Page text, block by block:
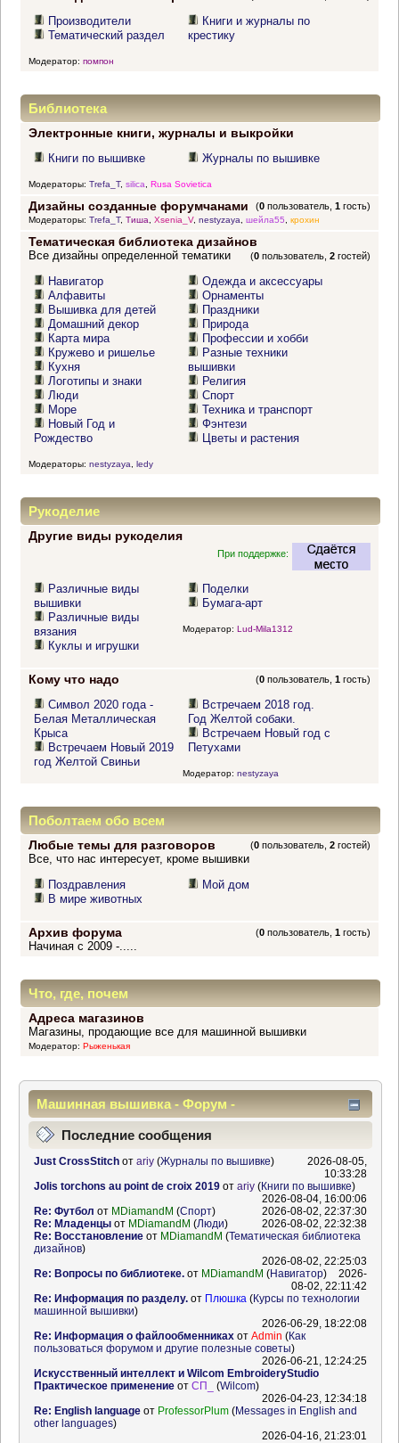
Производители
Тематический раздел
Книги и журналы по
крестику
Модератор: помпон
Библиотека
Электронные книги, журналы и выкройки
Книги по вышивке Журналы по вышивке
Модераторы: Trefa_T, silica Rusa Sovietica
Дизайны созданные форумчанами (0 пользователь,1 гость)
Модераторы: Trefa_T, Тиша, Xsenia_V, nestyzaya, шейла55, крохин
Тематическая библиотека дизайнов
(0 пользователь,2 гостей)
Все дизайны определенной тематики
Навигатор
Алфавиты
Вышивка для детей
Домашний декор
Карта мира
Кружево и ришелье
Кухня
Логотипы и знаки
Люди
Море
Новый Год и
Рождество
Одежда и аксессуары
Орнаменты
Праздники
Природа
Профессии и хобби
Разные техники
вышивки
Религия
Спорт
Техника и транспорт
Фэнтези
Цветы и растения
Модераторы: nestyzaya ledy
Рукоделие
Другие виды рукоделия
При поддержке:
Различные виды
вышивки
Различные виды
вязания
Куклы и игрушки
Поделки
Бумага-арт
Модератор: Lud-Mila1312
Кому что надо (0 пользователь,1 гость)
Символ 2020 года -
Белая Металлическая
Крыса
Встречаем Новый 2019
год Желтой Свиньи
Встречаем 2018 год.
Год Желтой собаки.
Встречаем Новый год с
Петухами
Модератор: nestyzaya
Поболтаем обо всем
Любые темы для разговоров (0 пользователь,2 гостей)
Все, что нас интересует, кроме вышивки
Поздравления
В мире животных
Мой дом
Архив форума (0 пользователь,1 гость)
Начиная с 2009 -.....
Что, где, почем
Адреса магазинов
Магазины, продающие все для машинной вышивки
Модератор: Рыженькая
Машинная вышивка - Форум -
Информационный центр
Последние сообщения
Just CrossStitchот ariy(Журналы по вышивке)
2026-08-05,
10:33:28
Jolis torchons au point de croix 2019от ariy(Книги по вышивке)
2026-08-04, 16:00:06
Re: Футбол от MDiamandM (Спорт)
2026-08-02, 22:37:30
Re: Младенцыот MDiamandM (Люди)
2026-08-02, 22:32:38
Re: Восстановлениеот MDiamandM (Тематическая библиотека
дизайнов)
2026-08-02, 22:25:03
Re: Вопросы по библиотеке.от MDiamandM (Навигатор)
2026-
08-02, 22:11:42
Re: Информация по разделу.от Плюшка (Курсы по технологии
машинной вышивки)
2026-06-29, 18:22:08
Re: Информация о файлообменникахот Admin (Как
пользоваться форумом и другие полезные советы)
2026-06-21, 12:24:25
Искусственный интеллект и Wilcom EmbroideryStudio
Практическое применениеот СП_ (Wilcom)
2026-04-23, 12:34:18
Re: English languageот ProfessorPlum(Messages in English and
other languages)
2026-04-16, 21:23:01